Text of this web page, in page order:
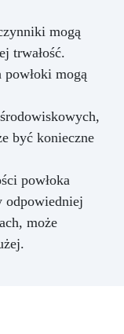
mogą
trwałość.
mogą
być konieczne
powłoka
odpowiedniej
może